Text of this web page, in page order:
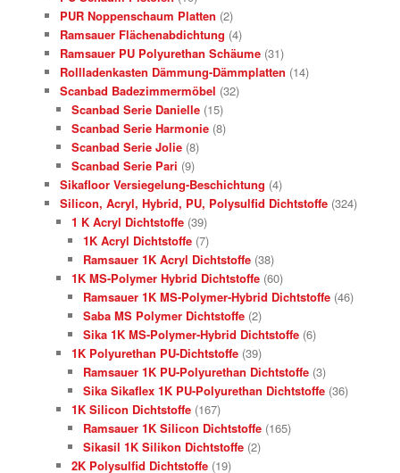
PUR Noppenschaum Platten (2)
Ramsauer Flächenabdichtung (4)
Ramsauer PU Polyurethan Schäume (31)
Rollladenkasten Dämmung-Dämmplatten (14)
Scanbad Badezimmermöbel (32)
Scanbad Serie Danielle (15)
Scanbad Serie Harmonie (8)
Scanbad Serie Jolie (8)
Scanbad Serie Pari (9)
Sikafloor Versiegelung-Beschichtung (4)
Silicon, Acryl, Hybrid, PU, Polysulfid Dichtstoffe (324)
1 K Acryl Dichtstoffe (39)
1K Acryl Dichtstoffe (7)
Ramsauer 1K Acryl Dichtstoffe (38)
1K MS-Polymer Hybrid Dichtstoffe (60)
Ramsauer 1K MS-Polymer-Hybrid Dichtstoffe (46)
Saba MS Polymer Dichtstoffe (2)
Sika 1K MS-Polymer-Hybrid Dichtstoffe (6)
1K Polyurethan PU-Dichtstoffe (39)
Ramsauer 1K PU-Polyurethan Dichtstoffe (3)
Sika Sikaflex 1K PU-Polyurethan Dichtstoffe (36)
1K Silicon Dichtstoffe (167)
Ramsauer 1K Silicon Dichtstoffe (165)
Sikasil 1K Silikon Dichtstoffe (2)
2K Polysulfid Dichtstoffe (19)